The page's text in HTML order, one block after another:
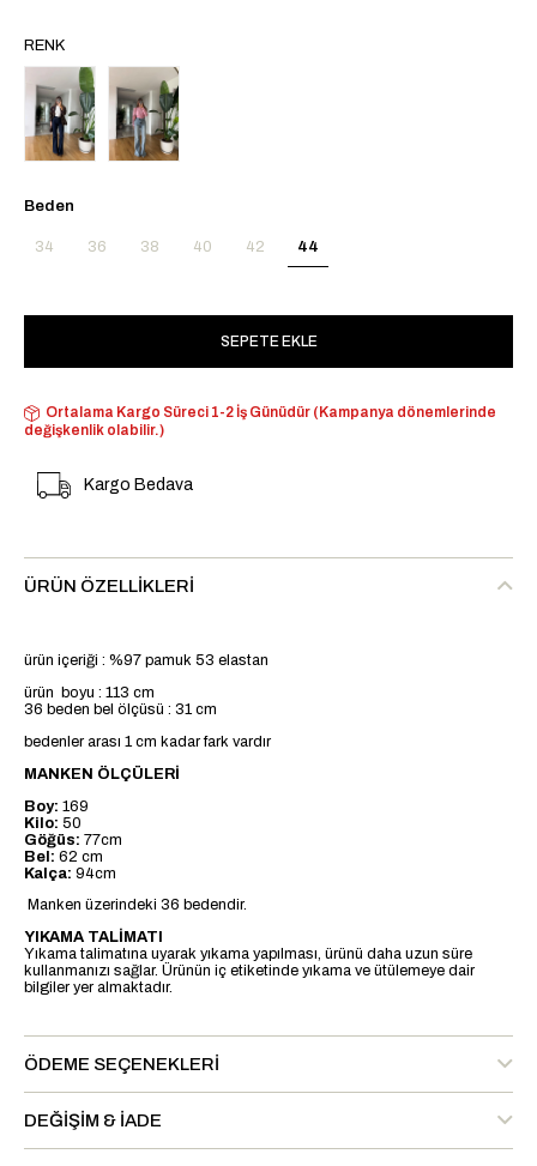
RENK
Beden
34 36 38 40 42 44
Ortalama Kargo Süreci 1-2 İş Günüdür (Kampanya dönemlerinde
değişkenlik olabilir.)
Kargo Bedava
ÜRÜN ÖZELLIKLERI
ürün içeriği : %97 pamuk 53 elastan
ürün boyu : 113 cm
36 beden bel ölçüsü : 31 cm
bedenler arası 1 cm kadar fark vardır
MANKEN ÖLÇÜLERİ
Boy: 169
Kilo: 50
Göğüs: 77cm
Bel: 62 cm
Kalça: 94cm
Manken üzerindeki 36 bedendir.
YIKAMA TALİMATI
Yıkama talimatına uyarak yıkama yapılması, ürünü daha uzun süre
kullanmanızı sağlar. Ürünün iç etiketinde yıkama ve ütülemeye dair
bilgiler yer almaktadır.
ÖDEME SEÇENEKLERI
DEĞIŞIM & İADE